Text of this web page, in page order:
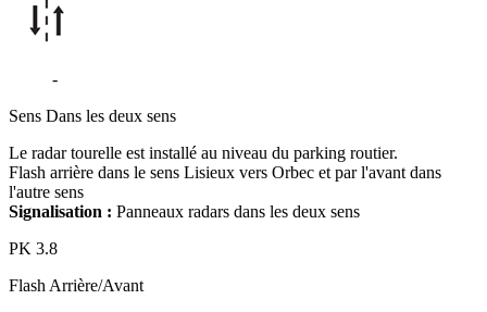
-
Sens Dans les deux sens
Le radar tourelle est installé au niveau du parking routier.
Flash arrière dans le sens Lisieux vers Orbec et par l'avant dans
l'autre sens
Signalisation : Panneaux radars dans les deux sens
PK 3.8
Flash Arrière/Avant